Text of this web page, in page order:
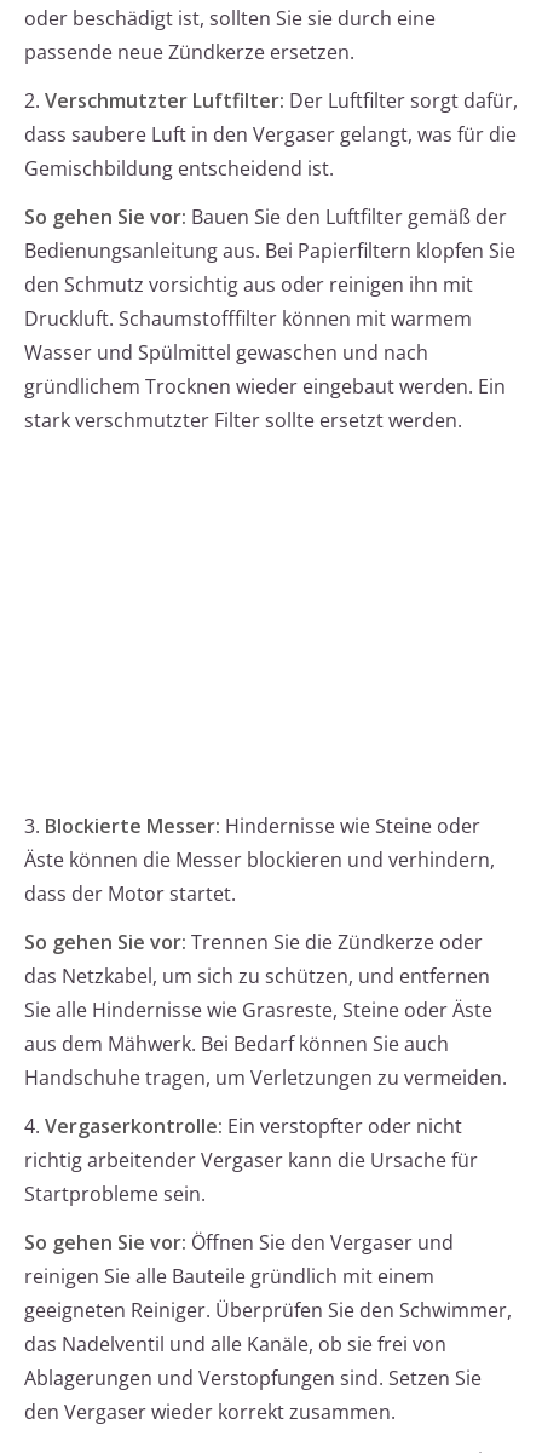
oder beschädigt ist, sollten Sie sie durch eine
passende neue Zündkerze ersetzen.
2. Verschmutzter Luftfilter: Der Luftfilter sorgt dafür,
dass saubere Luft in den Vergaser gelangt, was für die
Gemischbildung entscheidend ist.
So gehen Sie vor: Bauen Sie den Luftfilter gemäß der
Bedienungsanleitung aus. Bei Papierfiltern klopfen Sie
den Schmutz vorsichtig aus oder reinigen ihn mit
Druckluft. Schaumstofffilter können mit warmem
Wasser und Spülmittel gewaschen und nach
gründlichem Trocknen wieder eingebaut werden. Ein
stark verschmutzter Filter sollte ersetzt werden.
3. Blockierte Messer: Hindernisse wie Steine oder
Äste können die Messer blockieren und verhindern,
dass der Motor startet.
So gehen Sie vor: Trennen Sie die Zündkerze oder
das Netzkabel, um sich zu schützen, und entfernen
Sie alle Hindernisse wie Grasreste, Steine oder Äste
aus dem Mähwerk. Bei Bedarf können Sie auch
Handschuhe tragen, um Verletzungen zu vermeiden.
4. Vergaserkontrolle: Ein verstopfter oder nicht
richtig arbeitender Vergaser kann die Ursache für
Startprobleme sein.
So gehen Sie vor: Öffnen Sie den Vergaser und
reinigen Sie alle Bauteile gründlich mit einem
geeigneten Reiniger. Überprüfen Sie den Schwimmer,
das Nadelventil und alle Kanäle, ob sie frei von
Ablagerungen und Verstopfungen sind. Setzen Sie
den Vergaser wieder korrekt zusammen.